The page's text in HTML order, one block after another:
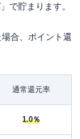
」で貯まります。
合、ポイント還
通常還元率
1.0％